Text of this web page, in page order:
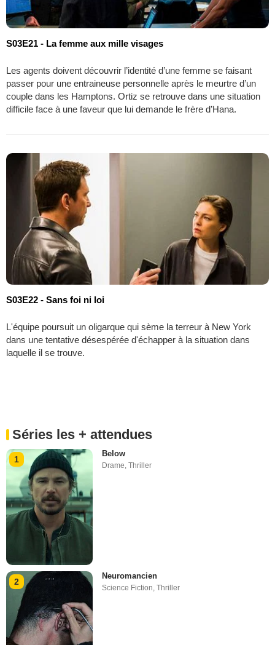
S03E21 - La femme aux mille visages
Les agents doivent découvrir l’identité d’une femme se faisant
passer pour une entraineuse personnelle après le meurtre d’un
couple dans les Hamptons. Ortiz se retrouve dans une situation
difficile face à une faveur que lui demande le frère d’Hana.
S03E22 - Sans foi ni loi
L'équipe poursuit un oligarque qui sème la terreur à New York
dans une tentative désespérée d'échapper à la situation dans
laquelle il se trouve.
Séries les + attendues
1
Below
Drame,Thriller
2
Neuromancien
Science Fiction ,Thriller